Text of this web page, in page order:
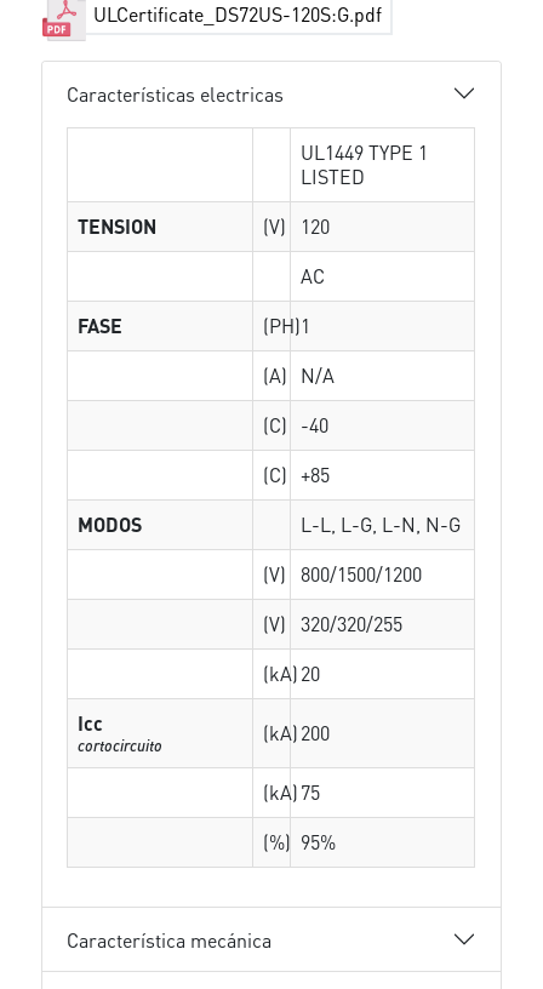
ULCertificate_DS72US-120S:G.pdf
Características electricas
UL1449 TYPE 1
LISTED
TENSION
(V)
120
AC
FASE
(PH)1
(A)
N/A
(C)
-40
(C) +85
MODOS
L-L, L-G, L-N, N-G
(V)
800/1500/1200
(V)
320/320/255
(kA)20
Icc
cortocircuito (kA)200
(kA)75
(%) 95%
Característica mecánica